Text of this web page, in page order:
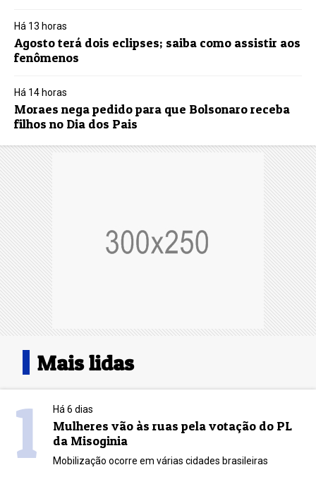
Há 13 horas
Agosto terá dois eclipses; saiba como assistir aos
fenômenos
Há 14 horas
Moraes nega pedido para que Bolsonaro receba
filhos no Dia dos Pais
Mais lidas
1 Há 6 dias
Mulheres vão às ruas pela votação do PL
da Misoginia
Mobilização ocorre em várias cidades brasileiras